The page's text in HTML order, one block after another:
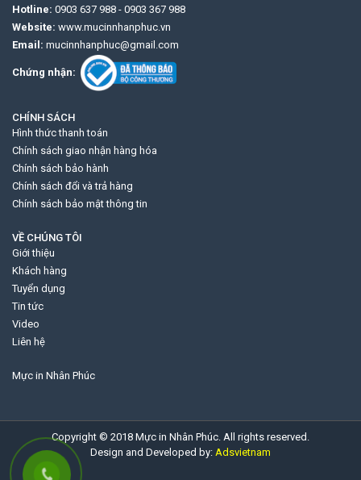
Hotline: 0903 637 988 - 0903 367 988
Website: www.mucinnhanphuc.vn
Email: mucinnhanphuc@gmail.com
Chứng nhận:
CHÍNH SÁCH
Hình thức thanh toán
Chính sách giao nhận hàng hóa
Chính sách bảo hành
Chính sách đổi và trả hàng
Chính sách bảo mật thông tin
VỀ CHÚNG TÔI
Giới thiệu
Khách hàng
Tuyển dụng
Tin tức
Video
Liên hệ
Mực in Nhân Phúc
Copyright © 2018 Mực in Nhân Phúc. All rights reserved.
Design and Developed by: Adsvietnam